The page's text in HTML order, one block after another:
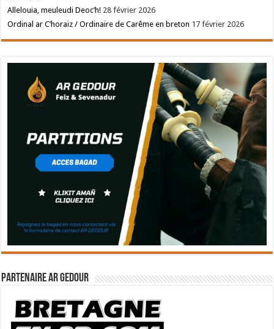
Allelouia, meuleudi Deoc’h! 28 février 2026
Ordinal ar C’horaiz / Ordinaire de Carême en breton 17 février 2026
Partenaire Ar Gedour